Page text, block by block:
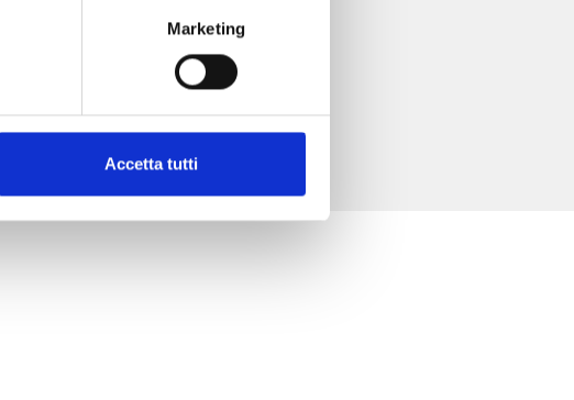
Marketing
Accetta tutti